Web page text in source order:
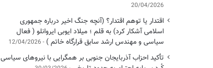
20/04/2026
اقتدار یا توهم اقتدار؟ (آنچه جنگ اخیر درباره جمهوری
اسلامی آشکار کرد) به قلم ؛ میلاد ایوبی ایروانلو ( فعال
سیاسی و مهندس ارشد سابق قرارگاه خاتم ) 12/04/2026
تأکید احزاب آذربایجان جنوبی بر همگرایی با نیروهای سیاسی